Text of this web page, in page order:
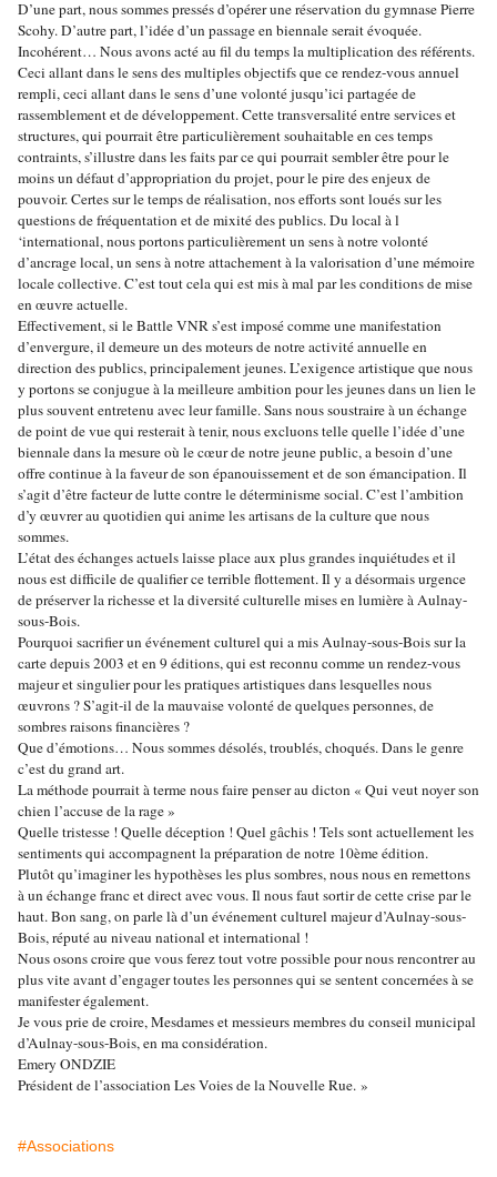
D’une part, nous sommes pressés d’opérer une réservation du gymnase Pierre
Scohy. D’autre part, l’idée d’un passage en biennale serait évoquée.
Incohérent… Nous avons acté au fil du temps la multiplication des référents.
Ceci allant dans le sens des multiples objectifs que ce rendez-vous annuel
rempli, ceci allant dans le sens d’une volonté jusqu’ici partagée de
rassemblement et de développement. Cette transversalité entre services et
structures, qui pourrait être particulièrement souhaitable en ces temps
contraints, s’illustre dans les faits par ce qui pourrait sembler être pour le
moins un défaut d’appropriation du projet, pour le pire des enjeux de
pouvoir. Certes sur le temps de réalisation, nos efforts sont loués sur les
questions de fréquentation et de mixité des publics. Du local à l
‘international, nous portons particulièrement un sens à notre volonté
d’ancrage local, un sens à notre attachement à la valorisation d’une mémoire
locale collective. C’est tout cela qui est mis à mal par les conditions de mise
en œuvre actuelle.
Effectivement, si le Battle VNR s’est imposé comme une manifestation
d’envergure, il demeure un des moteurs de notre activité annuelle en
direction des publics, principalement jeunes. L’exigence artistique que nous
y portons se conjugue à la meilleure ambition pour les jeunes dans un lien le
plus souvent entretenu avec leur famille. Sans nous soustraire à un échange
de point de vue qui resterait à tenir, nous excluons telle quelle l’idée d’une
biennale dans la mesure où le cœur de notre jeune public, a besoin d’une
offre continue à la faveur de son épanouissement et de son émancipation. Il
s’agit d’être facteur de lutte contre le déterminisme social. C’est l’ambition
d’y œuvrer au quotidien qui anime les artisans de la culture que nous
sommes.
L’état des échanges actuels laisse place aux plus grandes inquiétudes et il
nous est difficile de qualifier ce terrible flottement. Il y a désormais urgence
de préserver la richesse et la diversité culturelle mises en lumière à Aulnay-
sous-Bois.
Pourquoi sacrifier un événement culturel qui a mis Aulnay-sous-Bois sur la
carte depuis 2003 et en 9 éditions, qui est reconnu comme un rendez-vous
majeur et singulier pour les pratiques artistiques dans lesquelles nous
œuvrons ? S’agit-il de la mauvaise volonté de quelques personnes, de
sombres raisons financières ?
Que d’émotions… Nous sommes désolés, troublés, choqués. Dans le genre
c’est du grand art.
La méthode pourrait à terme nous faire penser au dicton « Qui veut noyer son
chien l’accuse de la rage »
Quelle tristesse ! Quelle déception ! Quel gâchis ! Tels sont actuellement les
sentiments qui accompagnent la préparation de notre 10ème édition.
Plutôt qu’imaginer les hypothèses les plus sombres, nous nous en remettons
à un échange franc et direct avec vous. Il nous faut sortir de cette crise par le
haut. Bon sang, on parle là d’un événement culturel majeur d’Aulnay-sous-
Bois, réputé au niveau national et international !
Nous osons croire que vous ferez tout votre possible pour nous rencontrer au
plus vite avant d’engager toutes les personnes qui se sentent concernées à se
manifester également.
Je vous prie de croire, Mesdames et messieurs membres du conseil municipal
d’Aulnay-sous-Bois, en ma considération.
Emery ONDZIE
Président de l’association Les Voies de la Nouvelle Rue. »
#Associations